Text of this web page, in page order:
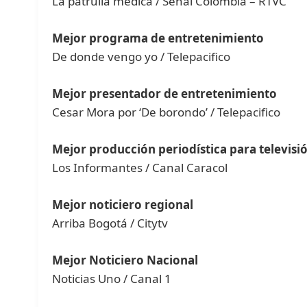
Mejor programa de entretenimiento
De donde vengo yo / Telepacifico
Mejor presentador de entretenimiento
Cesar Mora por ‘De borondo’ / Telepacifico
Mejor producción periodística para
Los Informantes / Canal Caracol
Mejor noticiero regional
Arriba Bogotá / Citytv
Mejor Noticiero Nacional
Noticias Uno / Canal 1